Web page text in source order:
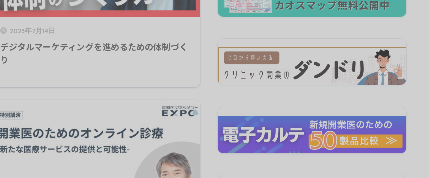
2023年7月14日
デジタルマーケティングを進めるための体制づく
り